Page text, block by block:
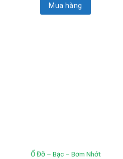
Mua hàng
Ổ Đỡ – Bạc – Bơm Nhớt